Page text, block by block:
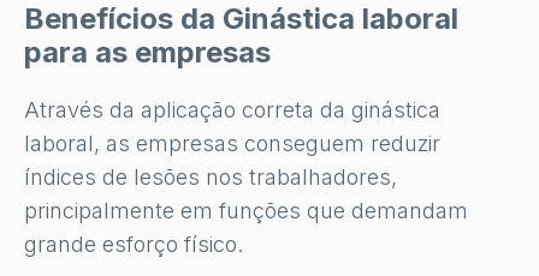
Benefícios da Ginástica laboral
para as empresas
Através da aplicação correta da ginástica
laboral, as empresas conseguem reduzir
índices de lesões nos trabalhadores,
principalmente em funções que demandam
grande esforço físico.